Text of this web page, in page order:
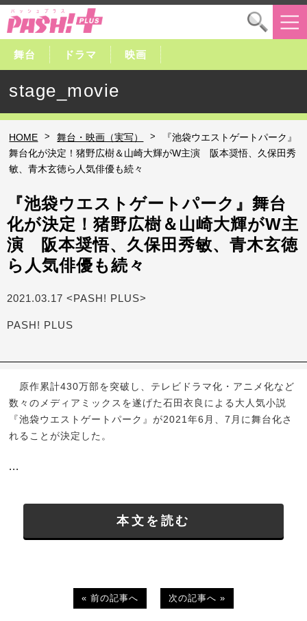
舞台 ドラマ 映画
stage_movie
HOME > 舞台・映画（実写） >
『池袋ウエストゲートパーク』
舞台化が決定！猪野広樹＆山崎大輝がW主演 阪本奨悟、久保田秀
敏、青木玄徳ら人気俳優も続々
『池袋ウエストゲートパーク』舞台
化が決定！猪野広樹＆山崎大輝がW主
演 阪本奨悟、久保田秀敏、青木玄徳
ら人気俳優も続々
2021.03.17 <PASH! PLUS>
PASH! PLUS
原作累計430万部を突破し、テレビドラマ化・アニメ化など
数々のメディアミックスを遂げた石田衣良による大人気小説
『池袋ウエストゲートパーク』が2021年6月、7月に舞台化さ
れることが決定した。
...
本文を読む
« 前の記事へ 次の記事へ »